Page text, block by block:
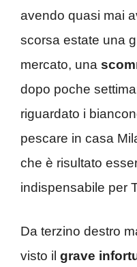
avendo quasi mai
scorsa estate una
mercato, una
dopo poche
riguardato i
pescare in casa
che è risultato
indispensabile per
Da terzino destro
visto il grave